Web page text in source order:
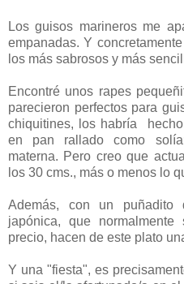
Los guisos marineros me
empanadas. Y
los más sabrosos y más
Encontré unos rapes
parecieron perfectos para
chiquitines, los habría
en pan rallado como
materna. Pero creo que
los 30 cms., más o menos lo
Además, con un
japónica, que
precio, hacen de este plato
Y una "fiesta", es